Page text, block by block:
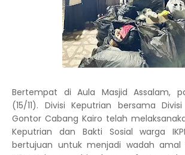
Bertempat di Aula Masjid Assalam,
(15/11). Divisi Keputrian bersama
Gontor Cabang Kairo telah
Keputrian dan Bakti Sosial warga
bertujuan untuk menjadi wadah amal